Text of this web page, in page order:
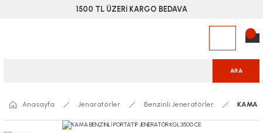
1500 TL ÜZERİ KARGO BEDAVA
ARA
Anasayfa Jenaratörler Benzinli Jeneratörler KAMA